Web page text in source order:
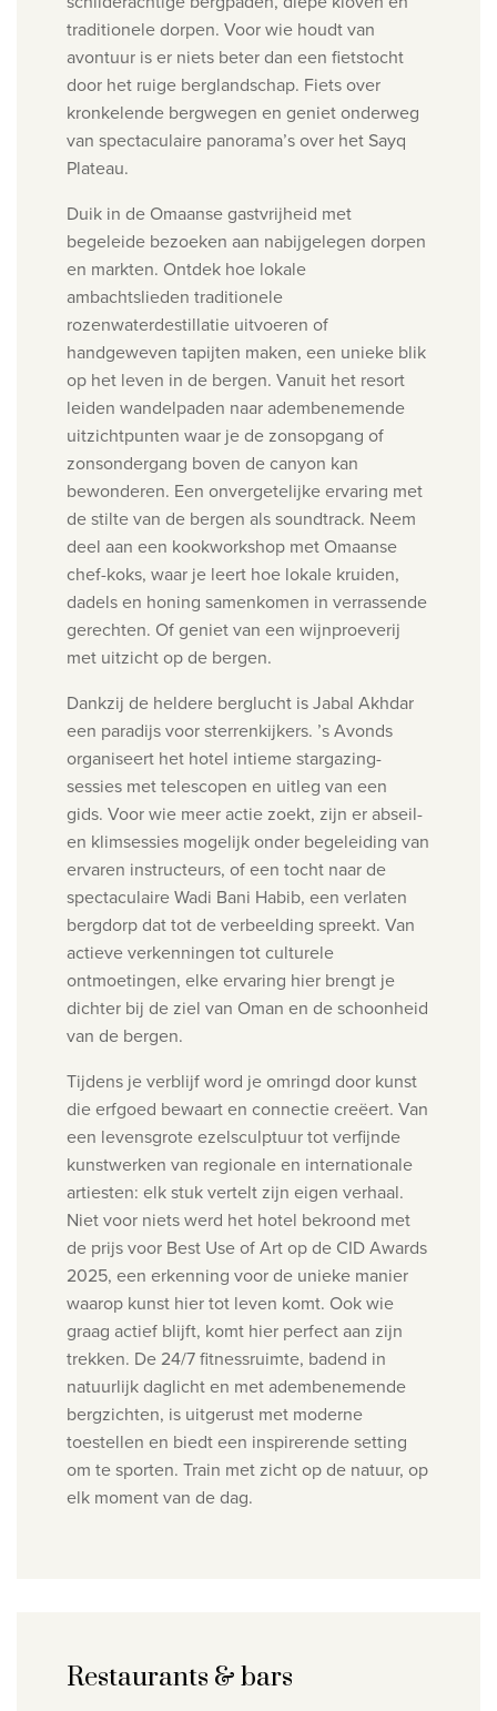
traditionele dorpen. Voor wie houdt van
avontuur is er niets beter dan een fietstocht
door het ruige berglandschap. Fiets over
kronkelende bergwegen en geniet onderweg
van spectaculaire panorama’s over het Sayq
Plateau.
Duik in de Omaanse gastvrijheid met
begeleide bezoeken aan nabijgelegen dorpen
en markten. Ontdek hoe lokale
ambachtslieden traditionele
rozenwaterdestillatie uitvoeren of
handgeweven tapijten maken, een unieke blik
op het leven in de bergen. Vanuit het resort
leiden wandelpaden naar adembenemende
uitzichtpunten waar je de zonsopgang of
zonsondergang boven de canyon kan
bewonderen. Een onvergetelijke ervaring met
de stilte van de bergen als soundtrack. Neem
deel aan een kookworkshop met Omaanse
chef-koks, waar je leert hoe lokale kruiden,
dadels en honing samenkomen in verrassende
gerechten. Of geniet van een wijnproeverij
met uitzicht op de bergen.
Dankzij de heldere berglucht is Jabal Akhdar
een paradijs voor sterrenkijkers. ’s Avonds
organiseert het hotel intieme stargazing-
sessies met telescopen en uitleg van een
gids. Voor wie meer actie zoekt, zijn er abseil-
en klimsessies mogelijk onder begeleiding van
ervaren instructeurs, of een tocht naar de
spectaculaire Wadi Bani Habib, een verlaten
bergdorp dat tot de verbeelding spreekt. Van
actieve verkenningen tot culturele
ontmoetingen, elke ervaring hier brengt je
dichter bij de ziel van Oman en de schoonheid
van de bergen.
Tijdens je verblijf word je omringd door kunst
die erfgoed bewaart en connectie creëert. Van
een levensgrote ezelsculptuur tot verfijnde
kunstwerken van regionale en internationale
artiesten: elk stuk vertelt zijn eigen verhaal.
Niet voor niets werd het hotel bekroond met
de prijs voor Best Use of Art op de CID Awards
2025, een erkenning voor de unieke manier
waarop kunst hier tot leven komt. Ook wie
graag actief blijft, komt hier perfect aan zijn
trekken. De 24/7 fitnessruimte, badend in
natuurlijk daglicht en met adembenemende
bergzichten, is uitgerust met moderne
toestellen en biedt een inspirerende setting
om te sporten. Train met zicht op de natuur, op
elk moment van de dag.
Restaurants & bars